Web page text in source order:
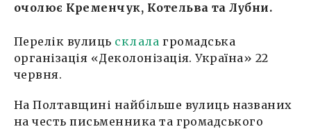
очолює Кременчук, Котельва та Лубни.
Перелік вулиць склала громадська
організація «Деколонізація. Україна» 22
червня.
На Полтавщині найбільше вулиць названих
на честь письменника та громадського